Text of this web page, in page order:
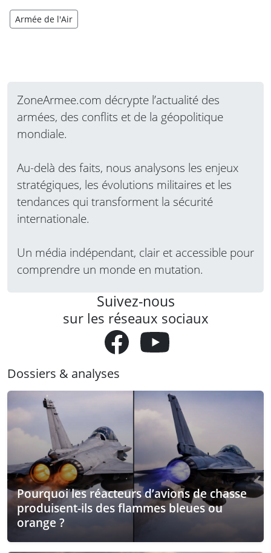
Armée de l'Air
ZoneArmee.com décrypte l’actualité des
armées, des conflits et de la géopolitique
mondiale.
Au-delà des faits, nous analysons les enjeux
stratégiques, les évolutions militaires et les
tendances qui transforment la sécurité
internationale.
Un média indépendant, clair et accessible pour
comprendre un monde en mutation.
Suivez-nous
sur les réseaux sociaux
Dossiers & analyses
Pourquoi les réacteurs d’avions de chasse
produisent-ils des flammes bleues ou
orange ?